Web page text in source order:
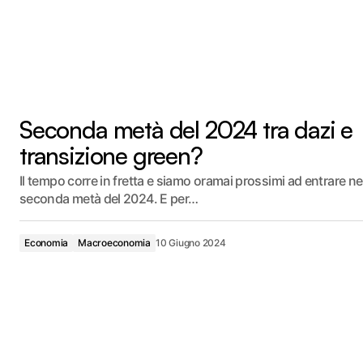
Seconda metà del 2024 tra dazi e
transizione green?
Il tempo corre in fretta e siamo oramai prossimi ad entrare
seconda metà del 2024. E per…
Economia Macroeconomia 10 Giugno 2024